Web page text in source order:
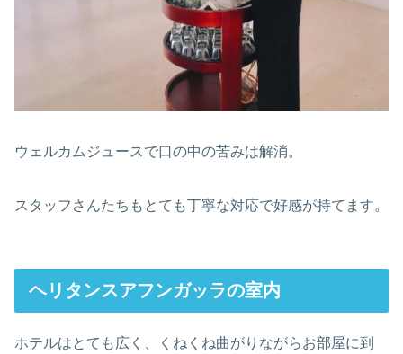
ウェルカムジュースで口の中の苦みは解消。
スタッフさんたちもとても丁寧な対応で好感が持てます。
ヘリタンスアフンガッラの室内
ホテルはとても広く、くねくね曲がりながらお部屋に到